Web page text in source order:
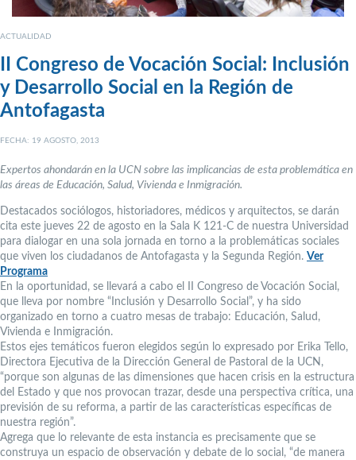
ACTUALIDAD
II Congreso de Vocación Social: Inclusión
y Desarrollo Social en la Región de
Antofagasta
FECHA: 19 AGOSTO, 2013
Expertos ahondarán en la UCN sobre las implicancias de esta problemática en
las áreas de Educación, Salud, Vivienda e Inmigración.
Destacados sociólogos, historiadores, médicos y arquitectos, se darán
cita este jueves 22 de agosto en la Sala K 121-C de nuestra Universidad
para dialogar en una sola jornada en torno a la problemáticas sociales
que viven los ciudadanos de Antofagasta y la Segunda Región. Ver
Programa
En la oportunidad, se llevará a cabo el II Congreso de Vocación Social,
que lleva por nombre “Inclusión y Desarrollo Social”, y ha sido
organizado en torno a cuatro mesas de trabajo: Educación, Salud,
Vivienda e Inmigración.
Estos ejes temáticos fueron elegidos según lo expresado por Erika Tello,
Directora Ejecutiva de la Dirección General de Pastoral de la UCN,
“porque son algunas de las dimensiones que hacen crisis en la estructura
del Estado y que nos provocan trazar, desde una perspectiva crítica, una
previsión de su reforma, a partir de las características específicas de
nuestra región”.
Agrega que lo relevante de esta instancia es precisamente que se
construya un espacio de observación y debate de lo social, “de manera